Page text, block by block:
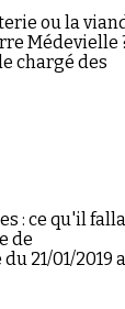
ou la
Médevielle
chargé des
: ce qu'il
de
21/01/2019